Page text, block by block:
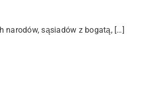
narodów, sąsiadów z bogatą, […]